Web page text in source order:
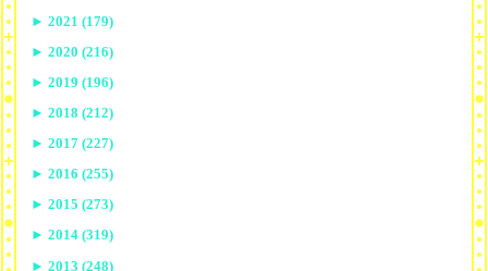
► 2021 (179)
► 2020 (216)
► 2019 (196)
► 2018 (212)
► 2017 (227)
► 2016 (255)
► 2015 (273)
► 2014 (319)
► 2013 (248)